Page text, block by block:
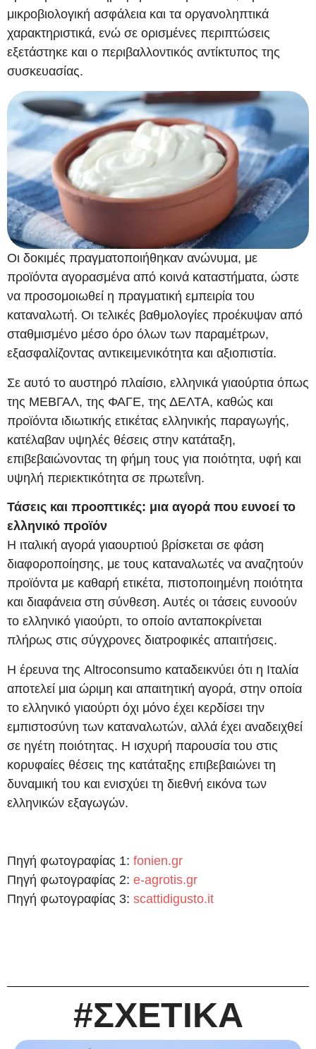
μικροβιολογική ασφάλεια και τα οργανοληπτικά
χαρακτηριστικά, ενώ σε ορισμένες περιπτώσεις
εξετάστηκε και ο περιβαλλοντικός αντίκτυπος της
συσκευασίας.
Οι δοκιμές πραγματοποιήθηκαν ανώνυμα, με
προϊόντα αγορασμένα από κοινά καταστήματα, ώστε
να προσομοιωθεί η πραγματική εμπειρία του
καταναλωτή. Οι τελικές βαθμολογίες προέκυψαν από
σταθμισμένο μέσο όρο όλων των παραμέτρων,
εξασφαλίζοντας αντικειμενικότητα και αξιοπιστία.
Σε αυτό το αυστηρό πλαίσιο, ελληνικά γιαούρτια όπως
της ΜΕΒΓΑΛ, της ΦΑΓΕ, της ΔΕΛΤΑ, καθώς και
προϊόντα ιδιωτικής ετικέτας ελληνικής παραγωγής,
κατέλαβαν υψηλές θέσεις στην κατάταξη,
επιβεβαιώνοντας τη φήμη τους για ποιότητα, υφή και
υψηλή περιεκτικότητα σε πρωτεΐνη.
Τάσεις και προοπτικές: μια αγορά που ευνοεί το
ελληνικό προϊόν
Η ιταλική αγορά γιαουρτιού βρίσκεται σε φάση
διαφοροποίησης, με τους καταναλωτές να αναζητούν
προϊόντα με καθαρή ετικέτα, πιστοποιημένη ποιότητα
και διαφάνεια στη σύνθεση. Αυτές οι τάσεις ευνοούν
το ελληνικό γιαούρτι, το οποίο ανταποκρίνεται
πλήρως στις σύγχρονες διατροφικές απαιτήσεις.
Η έρευνα της Altroconsumo καταδεικνύει ότι η Ιταλία
αποτελεί μια ώριμη και απαιτητική αγορά, στην οποία
το ελληνικό γιαούρτι όχι μόνο έχει κερδίσει την
εμπιστοσύνη των καταναλωτών, αλλά έχει αναδειχθεί
σε ηγέτη ποιότητας. Η ισχυρή παρουσία του στις
κορυφαίες θέσεις της κατάταξης επιβεβαιώνει τη
δυναμική του και ενισχύει τη διεθνή εικόνα των
ελληνικών εξαγωγών.
Πηγή φωτογραφίας 1: fonien.gr
Πηγή φωτογραφίας 2: e-agrotis.gr
Πηγή φωτογραφίας 3: scattidigusto.it
#ΣΧΕΤΙΚΑ